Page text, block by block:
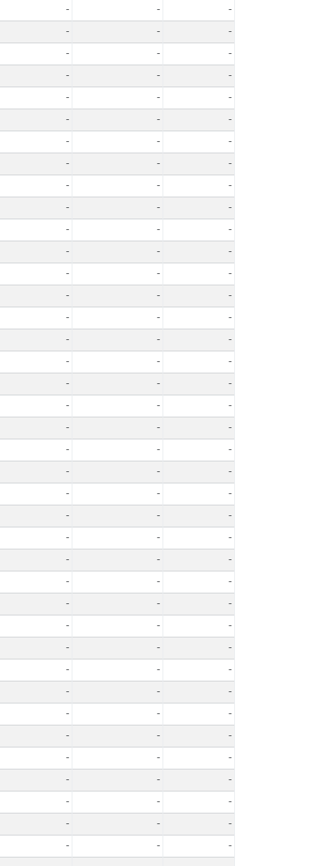
- -
-
- -
-
- -
-
- -
-
- -
-
- -
-
- -
-
- -
-
- -
-
- -
-
- -
-
- -
-
- -
-
- -
-
- -
-
- -
-
- -
-
- -
-
- -
-
- -
-
- -
-
- -
-
- -
-
- -
-
- -
-
- -
-
- -
-
- -
-
- -
-
- -
-
- -
-
- -
-
- -
-
- -
-
- -
-
- -
-
- -
-
- -
-
- -
-